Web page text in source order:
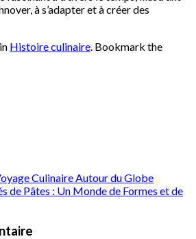
à s’adapter et à créer des
Histoire culinaire . Bookmark the
Culinaire Autour du Globe
de Pâtes : Un Monde de Formes et de